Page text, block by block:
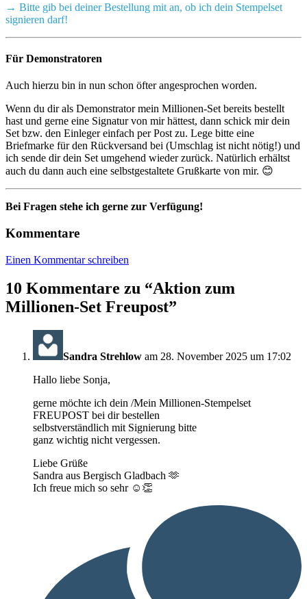
→ Bitte gib bei deiner Bestellung mit an, ob ich dein Stempelset
signieren darf!
Für Demonstratoren
Auch hierzu bin in nun schon öfter angesprochen worden.
Wenn du dir als Demonstrator mein Millionen-Set bereits bestellt
hast und gerne eine Signatur von mir hättest, dann schick mir dein
Set bzw. den Einleger einfach per Post zu. Lege bitte eine
Briefmarke für den Rückversand bei (Umschlag ist nicht nötig!) und
ich sende dir dein Set umgehend wieder zurück. Natürlich erhältst
auch du dann auch eine selbstgestaltete Grußkarte von mir. 😊
Bei Fragen stehe ich gerne zur Verfügung!
Kommentare
Einen Kommentar schreiben
10 Kommentare zu “Aktion zum
Millionen-Set Freupost”
Sandra Strehlow am 28. November 2025 um 17:02
Hallo liebe Sonja,
gerne möchte ich dein /Mein Millionen-Stempelset
FREUPOST bei dir bestellen
selbstverständlich mit Signierung bitte
ganz wichtig nicht vergessen.
Liebe Grüße
Sandra aus Bergisch Gladbach 🫶
Ich freue mich so sehr ☺️👏